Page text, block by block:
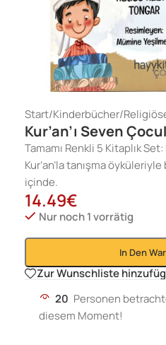
Start/Kinderbücher/
Kur’an’ı Seven
Tamamı Renkli 5 Kitaplık
Kur’an’la tanışma
içinde.
14.49€
Nur noch 1 vorrätig
In Den
Zur Wunschliste
20 Personen
diesem Moment!